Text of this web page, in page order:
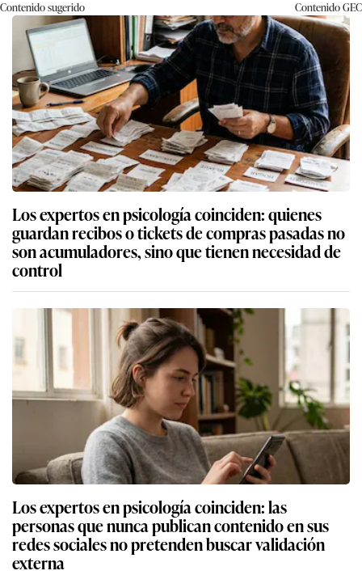
Contenido sugerido ContenidoGEC
Los expertos en psicología coinciden: quienes
guardan recibos o tickets de compras pasadas no
son acumuladores, sino que tienen necesidad de
control
Los expertos en psicología coinciden: las
personas que nunca publican contenido en sus
redes sociales no pretenden buscar validación
externa